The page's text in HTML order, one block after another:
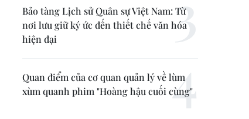
Bảo tàng Lịch sử Quân sự Việt Nam: Từ
nơi lưu giữ ký ức đến thiết chế văn hóa
hiện đại
Quan điểm của cơ quan quản lý về lùm
xùm quanh phim "Hoàng hậu cuối cùng"